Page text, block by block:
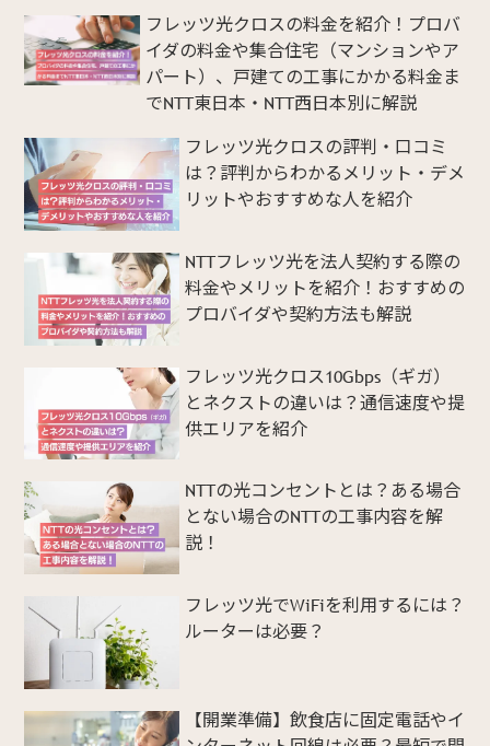
フレッツ光クロスの料金を紹介！プロバ
イダの料金や集合住宅（マンションやア
パート）、戸建ての工事にかかる料金ま
でNTT東日本・NTT西日本別に解説
フレッツ光クロスの評判・口コミ
は？評判からわかるメリット・デメ
リットやおすすめな人を紹介
NTTフレッツ光を法人契約する際の
料金やメリットを紹介！おすすめの
プロバイダや契約方法も解説
フレッツ光クロス10Gbps（ギガ）
とネクストの違いは？通信速度や提
供エリアを紹介
NTTの光コンセントとは？ある場合
とない場合のNTTの工事内容を解
説！
フレッツ光でWiFiを利用するには？
ルーターは必要？
【開業準備】飲食店に固定電話やイ